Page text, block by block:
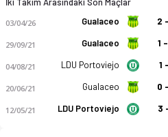
03/04/26 Gualaceo 2
29/09/21 Gualaceo 1
04/08/21 LDU Portoviejo 1
20/06/21 Gualaceo 0
12/05/21 LDU Portoviejo 3